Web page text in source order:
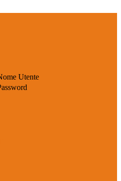
Utente